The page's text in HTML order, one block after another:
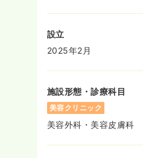
設立
2025年2月
施設形態・診療科目
美容クリニック
美容外科・美容皮膚科